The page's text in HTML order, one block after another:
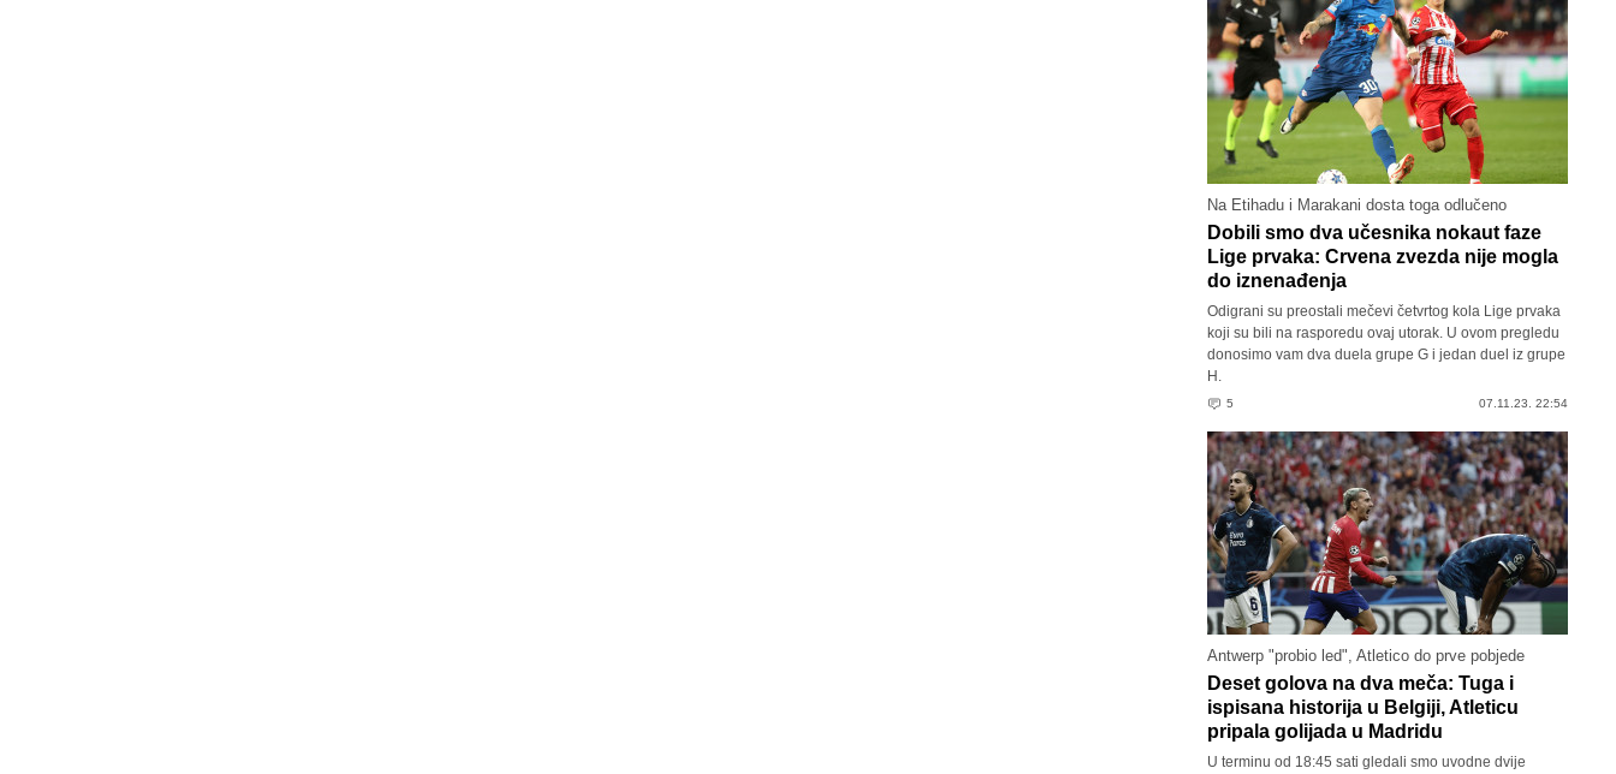
Na Etihadu i Marakani dosta toga odlučeno
Dobili smo dva učesnika nokaut faze
Lige prvaka: Crvena zvezda nije mogla
do iznenađenja
Odigrani su preostali mečevi četvrtog kola Lige prvaka
koji su bili na rasporedu ovaj utorak. U ovom pregledu
donosimo vam dva duela grupe G i jedan duel iz grupe
H.
5 07.11.23. 22:54
Antwerp "probio led", Atletico do prve pobjede
Deset golova na dva meča: Tuga i
ispisana historija u Belgiji, Atleticu
pripala golijada u Madridu
U terminu od 18:45 sati gledali smo uvodne dvije